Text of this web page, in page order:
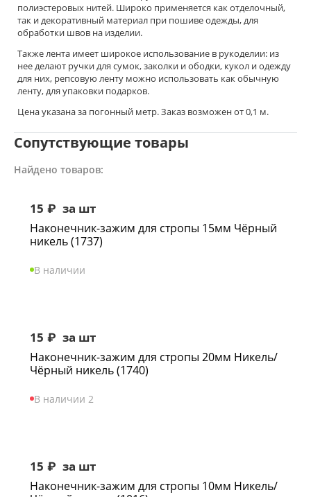
полиэстеровых нитей. Широко применяется как отделочный,
так и декоративный материал при пошиве одежды, для
обработки швов на изделии.
Также лента имеет широкое использование в рукоделии: из
нее делают ручки для сумок, заколки и ободки, кукол и одежду
для них, репсовую ленту можно использовать как обычную
ленту, для упаковки подарков.
Цена указана за погонный метр. Заказ возможен от 0,1 м.
Сопутствующие товары
Найдено товаров:
15 ₽ за шт
Наконечник-зажим для стропы 15мм Чёрный
никель (1737)
В наличии
15 ₽ за шт
Наконечник-зажим для стропы 20мм Никель/
Чёрный никель (1740)
В наличии 2
15 ₽ за шт
Наконечник-зажим для стропы 10мм Никель/